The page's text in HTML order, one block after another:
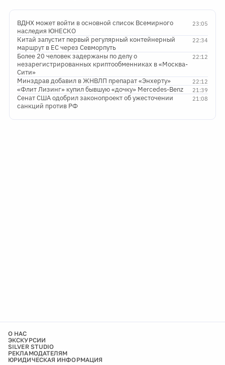
23:05
ВДНХ может войти в основной список Всемирного
наследия ЮНЕСКО
22:34
Китай запустит первый регулярный контейнерный
маршрут в ЕС через Севморпуть
22:12
Более 20 человек задержаны по делу о
незарегистрированных криптообменниках в «Москва-
Сити»
22:12
Минздрав добавил в ЖНВЛП препарат «Энхерту»
21:39
«Флит Лизинг» купил бывшую «дочку» Mercedes-Benz
21:08
Сенат США одобрил законопроект об ужесточении
санкций против РФ
О НАС
ЭКСКУРСИИ
SILVER STUDIO
РЕКЛАМОДАТЕЛЯМ
ЮРИДИЧЕСКАЯ ИНФОРМАЦИЯ